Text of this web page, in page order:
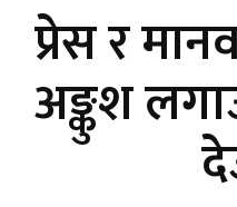
प्रेस र
अङ्कुश